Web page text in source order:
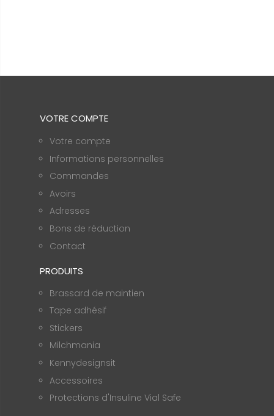
VOTRE COMPTE
Votre compte
Informations personnelles
Commandes
Avoirs
Adresses
Bons de réduction
Contact
PRODUITS
Brassard de maintien
Tape adhésif
Stickers
Milchmania
Kennydesignsit
Accessoires
Protections d'Insuline Vial Safe